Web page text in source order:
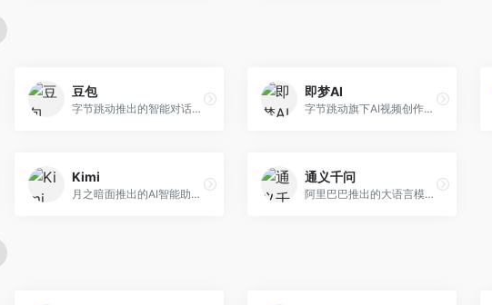
豆包
字节跳动推出的智能对话助手平台，提供文本创作、知识问答、英语学习等多种AI服务。面向普通用户和内容创作者，支持多轮对话和文件解析，免费使用，响应速度快，中文理解能力强。
即梦AI
字节跳动旗下AI视频创作平台，支持多模态内容生成。面向内容创作者和营销人员，提供文生视频、图生视频、智能剪辑等功能，中文理解能力强，创作效率高。
Kimi
月之暗面推出的AI智能助手，核心优势在于超长文本处理能力，支持20万字以上文档分析。面向学术研究者、职场人士和内容创作者，提供文档解读、PPT生成、联网搜索等综合服务。
通义千问
阿里巴巴推出的大语言模型平台，提供对话问答、文档处理、图像理解、代码编写等全方位AI服务。面向企业用户和个人开发者，集成阿里云生态，支持多模态交互，企业级安全保障。